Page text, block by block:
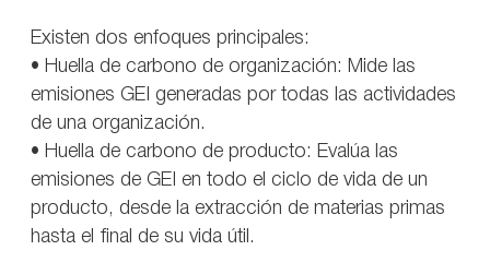
Existen dos enfoques principales:
• Huella de carbono de organización: Mide las
emisiones GEI generadas por todas las actividades
de una organización.
• Huella de carbono de producto: Evalúa las
emisiones de GEI en todo el ciclo de vida de un
producto, desde la extracción de materias primas
hasta el final de su vida útil.